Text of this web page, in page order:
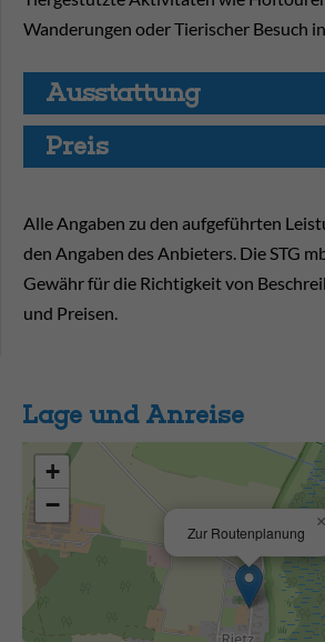
Wanderungen oder Tierischer Besuch
Aus­stat­tung
Preis
Alle Angaben zu den aufgeführten
den Angaben des Anbieters. Die STG
Gewähr für die Richtigkeit von
und Preisen.
Lage und Anreise
Zur Routenplanung
×
+
−